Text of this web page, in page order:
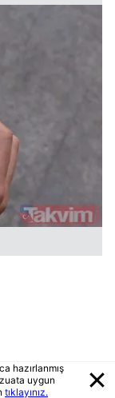
hazırlanmış
uygun
tıklayınız.